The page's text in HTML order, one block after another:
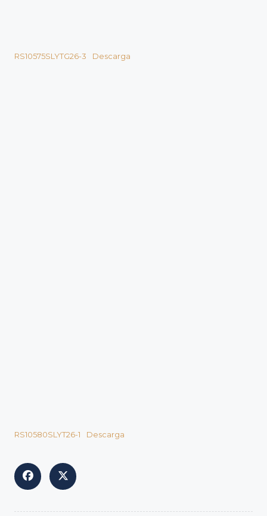
RS10575SLYTG26-3 Descarga
RS10580SLYT26-1 Descarga